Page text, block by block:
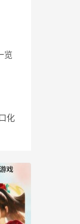
览
化